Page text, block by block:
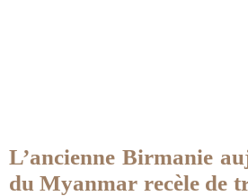
L’ancienne Birmanie
du Myanmar recèle de